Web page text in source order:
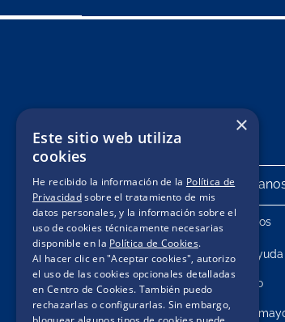
Mis pedidos
Centro de ayuda
Contacto
Compras por
×
Este sitio web utiliza
cookies
He recibido la información de la Política de
Privacidadsobre el tratamiento de mis
datos personales, y la información sobre el
uso de cookies técnicamente necesarias
disponible en la Política de Cookies.
Al hacer clic en "Aceptar cookies", autorizo
el uso de las cookies opcionales detalladas
en Centro de Cookies. También puedo
rechazarlas o configurarlas. Sin embargo,